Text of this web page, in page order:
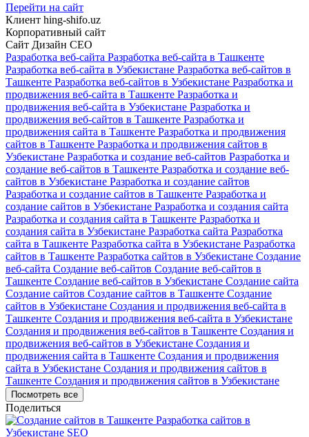
Перейти на сайт
Клиент hing-shifo.uz
Корпоративный сайт
Сайт Дизайн СЕО
Разработка веб-сайта Разработка веб-сайта в Ташкенте
Разработка веб-сайта в Узбекистане Разработка веб-сайтов в
Ташкенте Разработка веб-сайтов в Узбекистане Разработка и
продвижения веб-сайта в Ташкенте Разработка и
продвижения веб-сайта в Узбекистане Разработка и
продвижения веб-сайтов в Ташкенте Разработка и
продвижения сайта в Ташкенте Разработка и продвижения
сайтов в Ташкенте Разработка и продвижения сайтов в
Узбекистане Разработка и создание веб-сайтов Разработка и
создание веб-сайтов в Ташкенте Разработка и создание веб-
сайтов в Узбекистане Разработка и создание сайтов
Разработка и создание сайтов в Ташкенте Разработка и
создание сайтов в Узбекистане Разработка и создания сайта
Разработка и создания сайта в Ташкенте Разработка и
создания сайта в Узбекистане Разработка сайта Разработка
сайта в Ташкенте Разработка сайта в Узбекистане Разработка
сайтов в Ташкенте Разработка сайтов в Узбекистане Создание
веб-сайта Создание веб-сайтов Создание веб-сайтов в
Ташкенте Создание веб-сайтов в Узбекистане Создание сайта
Создание сайтов Создание сайтов в Ташкенте Создание
сайтов в Узбекистане Создания и продвижения веб-сайта в
Ташкенте Создания и продвижения веб-сайта в Узбекистане
Создания и продвижения веб-сайтов в Ташкенте Создания и
продвижения веб-сайтов в Узбекистане Создания и
продвижения сайта в Ташкенте Создания и продвижения
сайта в Узбекистане Создания и продвижения сайтов в
Ташкенте Создания и продвижения сайтов в Узбекистане
Посмотреть все
Поделиться